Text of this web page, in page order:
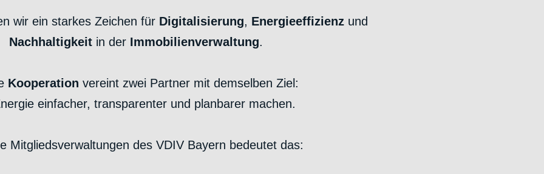
wir ein starkes Zeichen für Digitalisierung, Energieeffizienzund
Nachhaltigkeit in der Immobilienverwaltung.
Kooperation vereint zwei Partner mit demselben Ziel:
einfacher, transparenter und planbarer machen.
Mitgliedsverwaltungen des VDIV Bayern bedeutet das: